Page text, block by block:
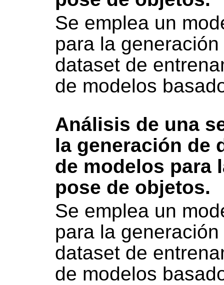
Se emplea un
para la
dataset de
de modelos
Análisis de una
la generación de
de modelos para
pose de objetos.
Se emplea un
para la
dataset de
de modelos